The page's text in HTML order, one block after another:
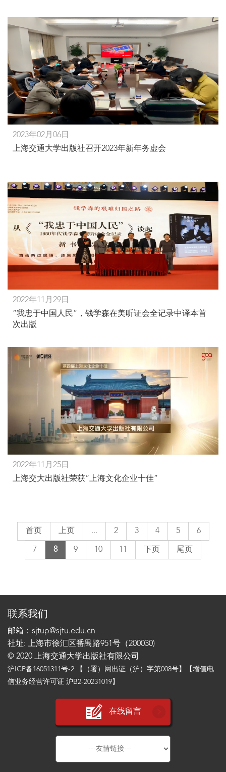
2023年02月06日
上海交通大学出版社召开2023年新年务虚会
2022年11月29日
“我忠于中国人民”，钱学森在美听证会全记录中译本首
次出版
2022年11月25日
上海交大出版社荣获“上海文化企业十佳”
首页 上页 ... 2 3 4 5 6
7 8 9 10 11 下页 尾页
联系我们
邮箱：sjtup@sjtu.edu.cn
社址: 上海市徐汇区番禺路951号（200030)
© 2020 上海交通大学出版社有限公司
沪ICP备16051311号-2 【（署）网出证（沪）字第008号】【增值电
信业务经营许可证 沪B2-20231019】
在线留言